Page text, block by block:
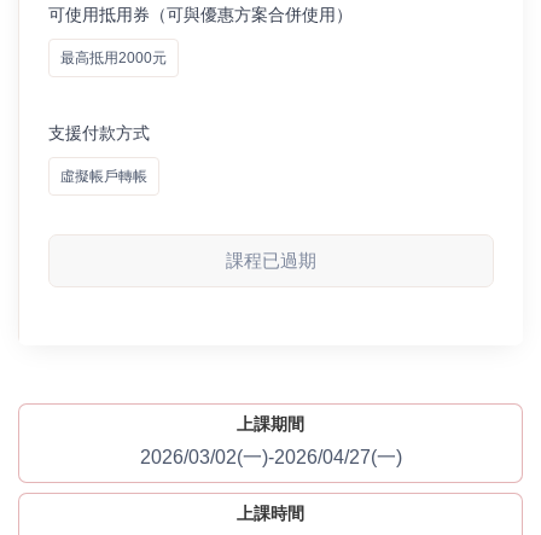
可使用抵用券（可與優惠方案合併使用）
最高抵用2000元
支援付款方式
虛擬帳戶轉帳
課程已過期
上課期間
2026/03/02(一)-2026/04/27(一)
上課時間